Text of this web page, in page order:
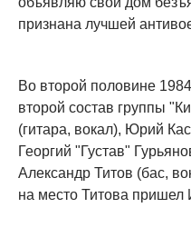
признана лучшей
Во второй половине
второй состав группы
(гитара, вокал), Юрий
Георгий "Густав"
Александр Титов (бас,
на место Титова пришел